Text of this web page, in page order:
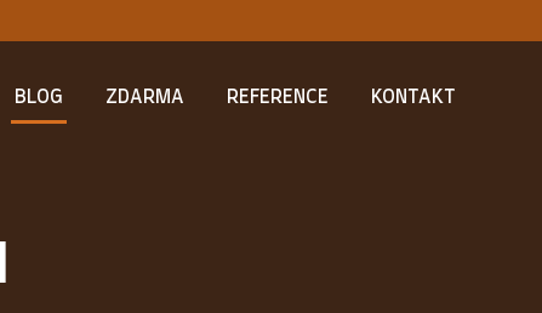
BLOG ZDARMA REFERENCE KONTAKT